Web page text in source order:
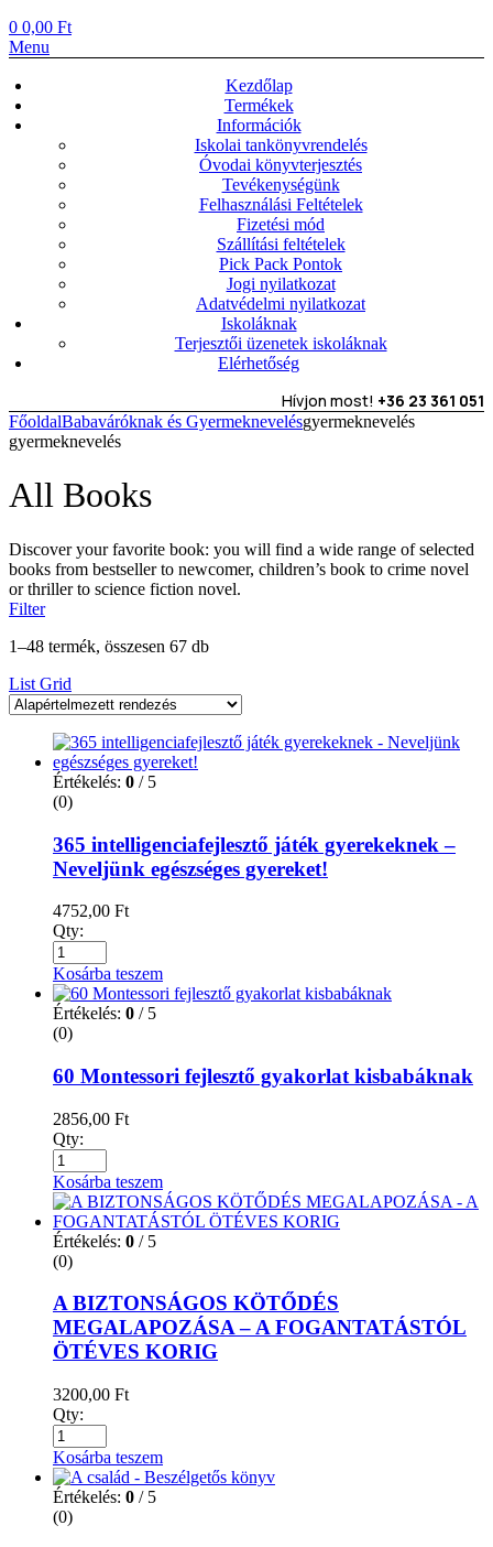
0 0,00 Ft
Menu
Kezdőlap
Termékek
Információk
Iskolai tankönyvrendelés
Óvodai könyvterjesztés
Tevékenységünk
Felhasználási Feltételek
Fizetési mód
Szállítási feltételek
Pick Pack Pontok
Jogi nyilatkozat
Adatvédelmi nyilatkozat
Iskoláknak
Terjesztői üzenetek iskoláknak
Elérhetőség
Hívjon most! +36 23 361 051
FőoldalBabaváróknak és Gyermeknevelésgyermeknevelés
gyermeknevelés
All Books
Discover your favorite book: you will find a wide range of selected
books from bestseller to newcomer, children’s book to crime novel
or thriller to science fiction novel.
Filter
1–48 termék, összesen 67 db
List Grid
Értékelés: 0 / 5
(0)
365 intelligenciafejlesztő játék gyerekeknek –
Neveljünk egészséges gyereket!
4752,00 Ft
Qty:
Kosárba teszem
Értékelés: 0 / 5
(0)
60 Montessori fejlesztő gyakorlat kisbabáknak
2856,00 Ft
Qty:
Kosárba teszem
Értékelés: 0 / 5
(0)
A BIZTONSÁGOS KÖTŐDÉS
MEGALAPOZÁSA – A FOGANTATÁSTÓL
ÖTÉVES KORIG
3200,00 Ft
Qty:
Kosárba teszem
Értékelés: 0 / 5
(0)